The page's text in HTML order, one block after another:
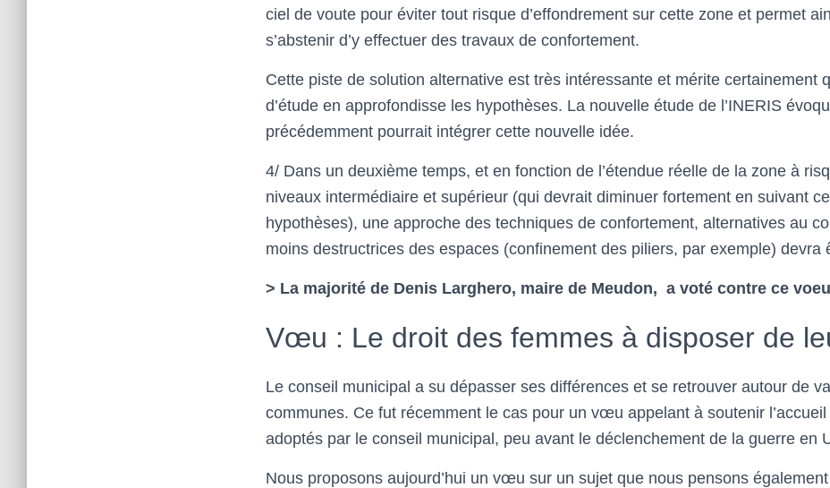
ciel de voute pour éviter tout risque d’effondrement sur cette zone et permet
s’abstenir d’y effectuer des travaux de confortement.
Cette piste de solution alternative est très intéressante et mérite certainement
d’étude en approfondisse les hypothèses. La nouvelle étude de l’INERIS
précédemment pourrait intégrer cette nouvelle idée.
4/ Dans un deuxième temps, et en fonction de l’étendue réelle de la zone à
niveaux intermédiaire et supérieur (qui devrait diminuer fortement en suivant
hypothèses), une approche des techniques de confortement, alternatives au
moins destructrices des espaces (confinement des piliers, par exemple) devra
> La majorité de Denis Larghero, maire de Meudon, a voté contre ce
Vœu : Le droit des femmes à disposer de
Le conseil municipal a su dépasser ses différences et se retrouver autour de
communes. Ce fut récemment le cas pour un vœu appelant à soutenir
adoptés par le conseil municipal, peu avant le déclenchement de la guerre en
Nous proposons aujourd’hui un vœu sur un sujet que nous pensons